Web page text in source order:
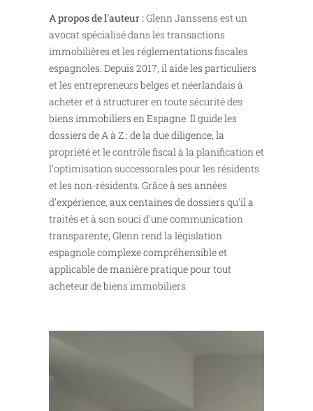
A propos de l'auteur :Glenn Janssens est un
avocat spécialisé dans les transactions
immobilières et les réglementations fiscales
espagnoles. Depuis 2017, il aide les particuliers
et les entrepreneurs belges et néerlandais à
acheter et à structurer en toute sécurité des
biens immobiliers en Espagne. Il guide les
dossiers de A à Z : de la due diligence, la
propriété et le contrôle fiscal à la planification et
l'optimisation successorales pour les résidents
et les non-résidents. Grâce à ses années
d'expérience, aux centaines de dossiers qu'il a
traités et à son souci d'une communication
transparente, Glenn rend la législation
espagnole complexe compréhensible et
applicable de manière pratique pour tout
acheteur de biens immobiliers.